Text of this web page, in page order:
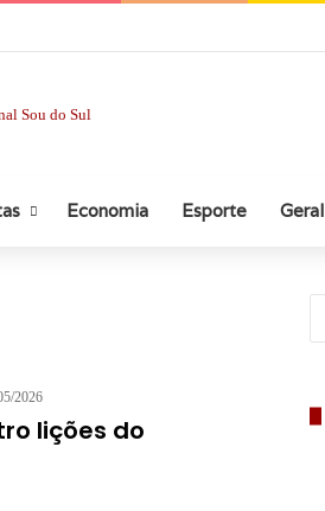
Economia Esporte Geral
2026
lições do